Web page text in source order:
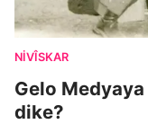
NIVÎSKAR
Gelo
dike?